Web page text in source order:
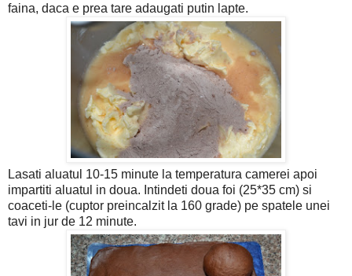
faina, daca e prea tare adaugati putin lapte.
Lasati aluatul 10-15 minute la temperatura camerei apoi
impartiti aluatul in doua. Intindeti doua foi (25*35 cm) si
coaceti-le (cuptor preincalzit la 160 grade) pe spatele unei
tavi in jur de 12 minute.